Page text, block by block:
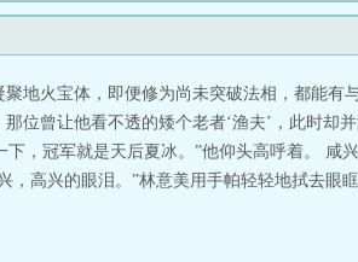
以剑仙之道挑战司天之厉及五残的上古神灵西王
我？
地火宝体，即便修为尚未突破法相，都能有
位曾让他看不透的矮个老者‘渔夫’，此时却
，冠军就是天后夏冰。”他仰头高呼着。 咸
高兴的眼泪。”林意美用手帕轻轻地拭去眼